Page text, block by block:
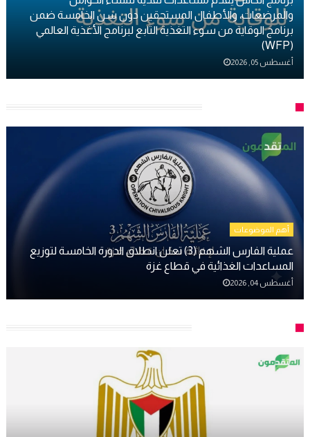
والمرضعات، والأطفال المستحقين دون سن الخامسة ضمن
برنامج الوقاية من سوء التغذية التابع لبرنامج الأغذية العالمي
(WFP)
أغسطس 05, 2026
أهم الموضوعات
عملية الفارس الشهم (3) تعلن انطلاق الدورة الخامسة لتوزيع
المساعدات الغذائية في قطاع غزة
أغسطس 04, 2026